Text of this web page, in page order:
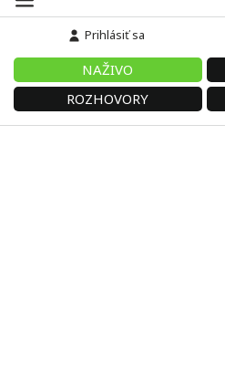
Prihlásiť sa
NAŽIVO
ROZHOVORY